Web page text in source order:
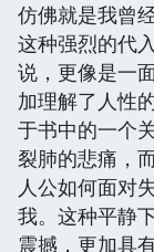
仿佛就是我曾
这种强烈的代
说，更像是一
加理解了人性
于书中的一个
裂肺的悲痛，
人公如何面对
我。这种平静
震撼，更加具